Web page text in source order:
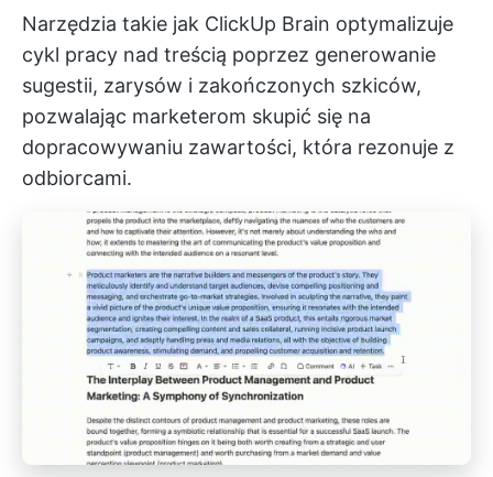
Narzędzia takie jak ClickUp Brain optymalizuje
cykl pracy nad treścią poprzez generowanie
sugestii, zarysów i zakończonych szkiców,
pozwalając marketerom skupić się na
dopracowywaniu zawartości, która rezonuje z
odbiorcami.